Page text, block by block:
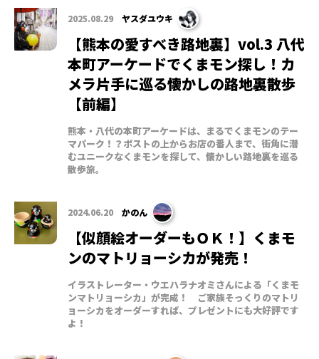
2025.08.29 ヤスダユウキ
【熊本の愛すべき路地裏】vol.3 八代
本町アーケードでくまモン探し！カ
メラ片手に巡る懐かしの路地裏散歩
【前編】
熊本・八代の本町アーケードは、まるでくまモンのテー
マパーク！？ポストの上からお店の番人まで、街角に潜
むユニークなくまモンを探して、懐かしい路地裏を巡る
散歩旅。
2024.06.20 かのん
【似顔絵オーダーもＯＫ！】くまモ
ンのマトリョーシカが発売！
イラストレーター・ウエハラナオミさんによる「くまモ
ンマトリョーシカ」が完成！ ご家族そっくりのマトリ
ョーシカをオーダーすれば、プレゼントにも大好評です
よ！